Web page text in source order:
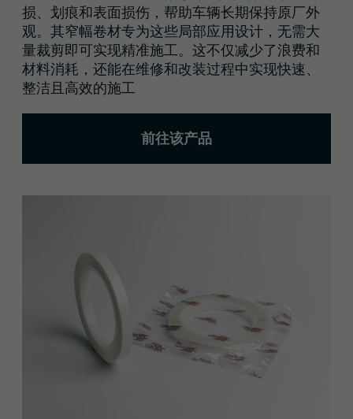
损、划痕和表面损伤，帮助车辆长期保持原厂外
观。其窄幅卷材专为这些局部应用设计，无需大
量裁剪即可实现精准施工。这不仅减少了浪费和
材料消耗，还能在维修和改装过程中实现快速、
整洁且高效的施工
前往该产品